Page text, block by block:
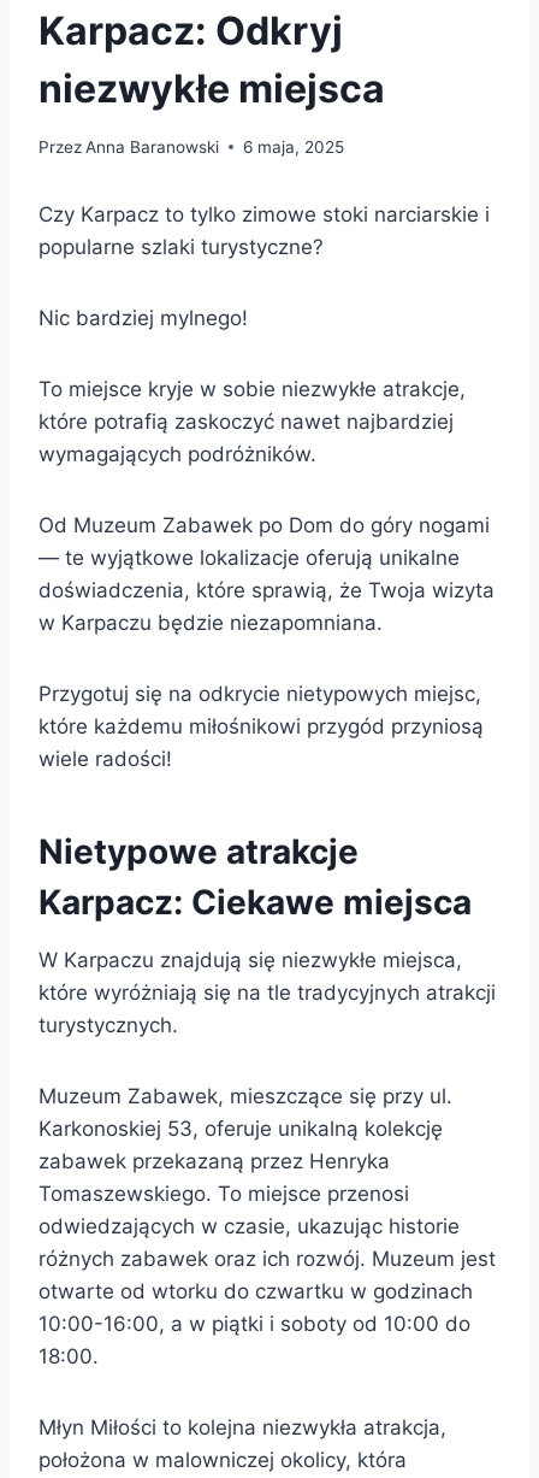
Karpacz: Odkryj
niezwykłe miejsca
PrzezAnna Baranowski 6 maja, 2025
Czy Karpacz to tylko zimowe stoki narciarskie i
popularne szlaki turystyczne?
Nic bardziej mylnego!
To miejsce kryje w sobie niezwykłe atrakcje,
które potrafią zaskoczyć nawet najbardziej
wymagających podróżników.
Od Muzeum Zabawek po Dom do góry nogami
— te wyjątkowe lokalizacje oferują unikalne
doświadczenia, które sprawią, że Twoja wizyta
w Karpaczu będzie niezapomniana.
Przygotuj się na odkrycie nietypowych miejsc,
które każdemu miłośnikowi przygód przyniosą
wiele radości!
Nietypowe atrakcje
Karpacz: Ciekawe miejsca
W Karpaczu znajdują się niezwykłe miejsca,
które wyróżniają się na tle tradycyjnych atrakcji
turystycznych.
Muzeum Zabawek, mieszczące się przy ul.
Karkonoskiej 53, oferuje unikalną kolekcję
zabawek przekazaną przez Henryka
Tomaszewskiego. To miejsce przenosi
odwiedzających w czasie, ukazując historie
różnych zabawek oraz ich rozwój. Muzeum jest
otwarte od wtorku do czwartku w godzinach
10:00-16:00, a w piątki i soboty od 10:00 do
18:00.
Młyn Miłości to kolejna niezwykła atrakcja,
położona w malowniczej okolicy, która